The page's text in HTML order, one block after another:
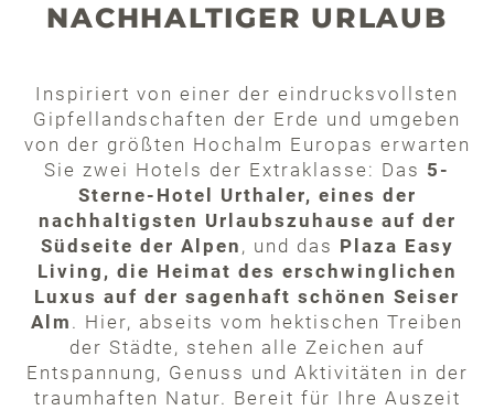
NACHHALTIGER URLAUB
Inspiriert von einer der eindrucksvollsten
Gipfellandschaften der Erde und umgeben
von der größten Hochalm Europas erwarten
Sie zwei Hotels der Extraklasse: Das 5-
Sterne-Hotel Urthaler, eines der
nachhaltigsten Urlaubszuhause auf der
Südseite der Alpen , und das Plaza Easy
Living, die Heimat des erschwinglichen
Luxus auf der sagenhaft schönen Seiser
Alm . Hier, abseits vom hektischen Treiben
der Städte, stehen alle Zeichen auf
Entspannung, Genuss und Aktivitäten in der
traumhaften Natur. Bereit für Ihre Auszeit